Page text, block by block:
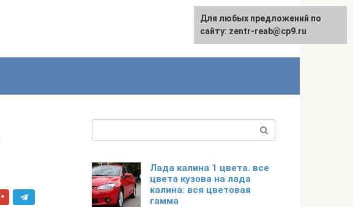
Лада калина 1 цвета. все
цвета кузова на лада
калина: вся цветовая
гамма
Для любых предложений по
сайту: zentr-reab@cp9.ru